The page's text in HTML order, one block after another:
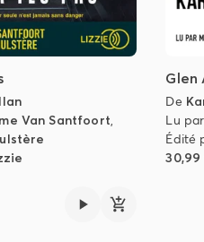
Van Santfoort,
Glen
De
Lu par
Édité
30,99